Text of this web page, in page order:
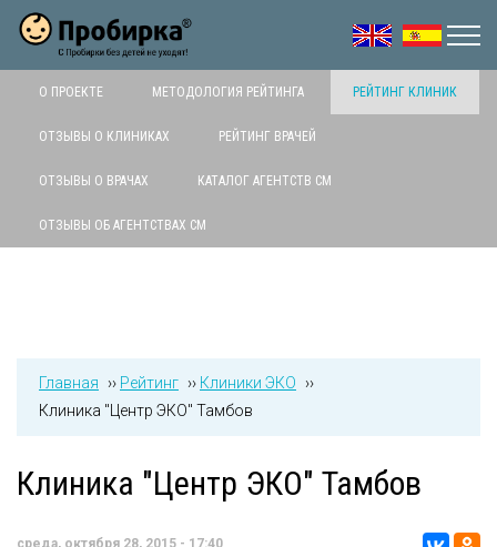
Jump to navigation
О ПРОЕКТЕ МЕТОДОЛОГИЯ РЕЙТИНГА РЕЙТИНГ КЛИНИК
ОТЗЫВЫ О КЛИНИКАХ РЕЙТИНГ ВРАЧЕЙ
ОТЗЫВЫ О ВРАЧАХ КАТАЛОГ АГЕНТСТВ СМ
ОТЗЫВЫ ОБ АГЕНТСТВАХ СМ
Главная ›› Рейтинг ›› Клиники ЭКО
››
Клиника "Центр ЭКО" Тамбов
Клиника "Центр ЭКО" Тамбов
среда, октября 28, 2015 - 17:40